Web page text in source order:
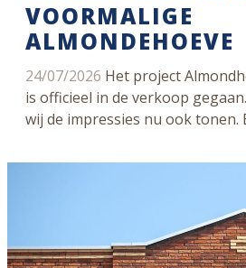
VOORMALIGE
ALMONDEHOEVE
24/07/2026 Het project
is officieel in de verkoop
wij de impressies nu ook tonen.